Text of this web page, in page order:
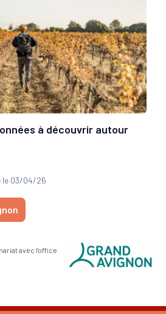
à découvrir autour
le 03/04/26
avec l'office